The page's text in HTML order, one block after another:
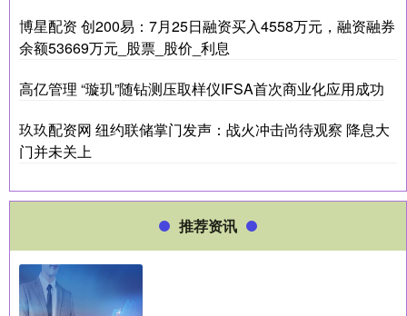
博星配资 创200易：7月25日融资买入4558万元，融资融券
余额53669万元_股票_股价_利息
高亿管理 “璇玑”随钻测压取样仪IFSA首次商业化应用成功
玖玖配资网 纽约联储掌门发声：战火冲击尚待观察 降息大
门并未关上
推荐资讯